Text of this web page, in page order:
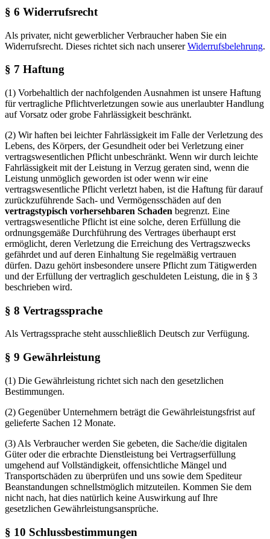
§ 6 Widerrufsrecht
Als privater, nicht gewerblicher Verbraucher haben Sie ein
Widerrufsrecht. Dieses richtet sich nach unsererWiderrufsbelehrung.
§ 7 Haftung
(1) Vorbehaltlich der nachfolgenden Ausnahmen ist unsere Haftung
für vertragliche Pflichtverletzungen sowie aus unerlaubter Handlung
auf Vorsatz oder grobe Fahrlässigkeit beschränkt.
(2) Wir haften bei leichter Fahrlässigkeit im Falle der Verletzung des
Lebens, des Körpers, der Gesundheit oder bei Verletzung einer
vertragswesentlichen Pflicht unbeschränkt. Wenn wir durch leichte
Fahrlässigkeit mit der Leistung in Verzug geraten sind, wenn die
Leistung unmöglich geworden ist oder wenn wir eine
vertragswesentliche Pflicht verletzt haben, ist die Haftung für darauf
zurückzuführende Sach- und Vermögensschäden auf den
vertragstypisch vorhersehbaren Schaden begrenzt. Eine
vertragswesentliche Pflicht ist eine solche, deren Erfüllung die
ordnungsgemäße Durchführung des Vertrages überhaupt erst
ermöglicht, deren Verletzung die Erreichung des Vertragszwecks
gefährdet und auf deren Einhaltung Sie regelmäßig vertrauen
dürfen. Dazu gehört insbesondere unsere Pflicht zum Tätigwerden
und der Erfüllung der vertraglich geschuldeten Leistung, die in § 3
beschrieben wird.
§ 8 Vertragssprache
Als Vertragssprache steht ausschließlich Deutsch zur Verfügung.
§ 9 Gewährleistung
(1) Die Gewährleistung richtet sich nach den gesetzlichen
Bestimmungen.
(2) Gegenüber Unternehmern beträgt die Gewährleistungsfrist auf
gelieferte Sachen 12 Monate.
(3) Als Verbraucher werden Sie gebeten, die Sache/die digitalen
Güter oder die erbrachte Dienstleistung bei Vertragserfüllung
umgehend auf Vollständigkeit, offensichtliche Mängel und
Transportschäden zu überprüfen und uns sowie dem Spediteur
Beanstandungen schnellstmöglich mitzuteilen. Kommen Sie dem
nicht nach, hat dies natürlich keine Auswirkung auf Ihre
gesetzlichen Gewährleistungsansprüche.
§ 10 Schlussbestimmungen